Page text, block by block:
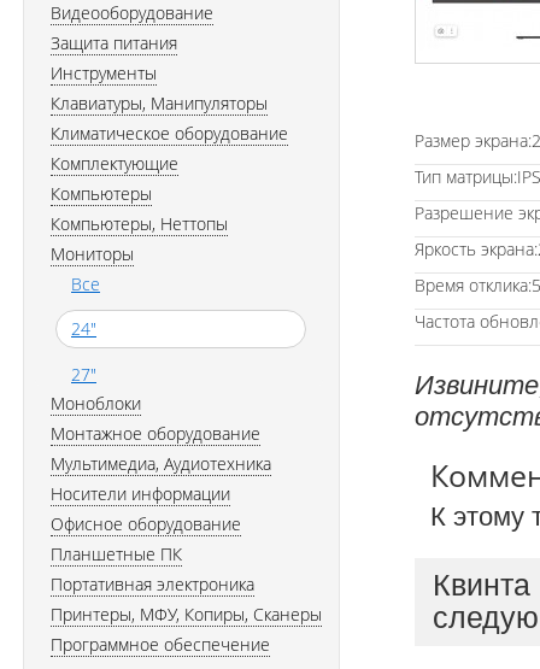
Размер
Тип матрицы:IPS
Разрешение
Яркость
Время
Частота
К этому
Видеооборудование
Защита питания
Инструменты
Клавиатуры, Манипуляторы
Климатическое оборудование
Комплектующие
Компьютеры
Компьютеры, Неттопы
Мониторы
Все
24"
27"
Моноблоки
Монтажное оборудование
Мультимедиа, Аудиотехника
Носители информации
Офисное оборудование
Планшетные ПК
Портативная электроника
Принтеры, МФУ, Копиры, Сканеры
Программное обеспечение